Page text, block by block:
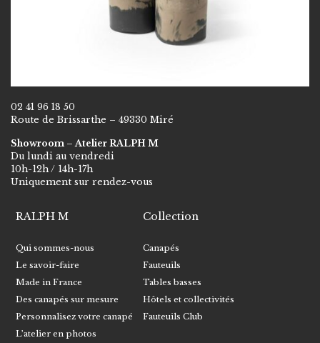
02 41 96 18 50
Route de Brissarthe – 49330 Miré
Showroom – Atelier RALPH M
Du lundi au vendredi
10h-12h / 14h-17h
Uniquement sur rendez-vous
RALPH M
Qui sommes-nous
Le savoir-faire
Made in France
Des canapés sur mesure
Personnalisez votre canapé
L’atelier en photos
Collection
Canapés
Fauteuils
Tables basses
Hôtels et collectivités
Fauteuils Club